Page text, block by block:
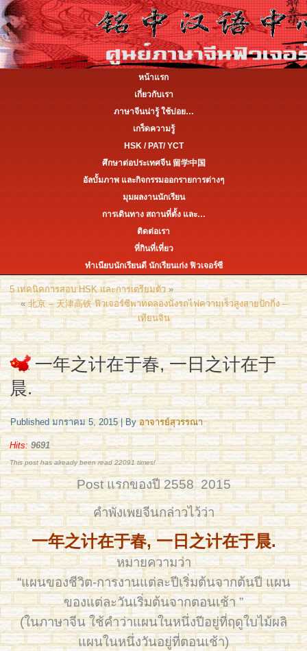
หน้าแรก
เกี่ยวกับเรา
ภาษาจีนน่ารู้ ใช้บ่อย…
เกร็ดความรู้
HSK / PAT/ YCT
ศึกษาต่อประเทศจีน 留学中国
อัลบั้มภาพ และกิจกรรมออกรายการต่างๆ
มุมผลงานนักเรียน
การเดินทาง สถานที่ตั้ง และ…
ติดต่อเรา
ที่กินที่เที่ยว
ทำเนียบนักเรียนดี นักเรียนเก่ง ฟิวเจอร์ซี
5 เทคนิคการสอบ HSK และการเตรียมตัว»
«北京 – 天津高铁 ฟิวเจอร์ซีพาทดลองนั่งรถไฟความเร็วสูงสายปักกิ่ง –
เทียนจิน
一年之计在于春, 一日之计在于
晨.
Published มกราคม 5, 2015|By อาจารย์สุวรรณา
Hits: 9691
This post has already been read 22091 times!
Post แรกของปี 2558 2015
คำพังเพยจีนกล่าวไว้ว่า
一年之计在于春, 一日之计在于晨.
หมายความว่า
“แผนของชีวิต-การงานแต่ละปีเริ่มต้นจากต้นปี แผน
ของแต่ละวันเริ่มต้นจากตอนเช้า ”
(ในภาษาจีน ใช้คำว่าแผนในหนึ่งปีอยู่ที่ฤดูใบไม้ผลิ
แผนในหนึ่งวันอยู่ที่ตอนเช้า)